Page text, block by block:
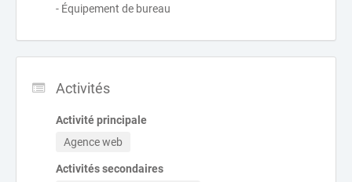
- Équipement de bureau
Activités
Activité principale
Agence web
Activités secondaires